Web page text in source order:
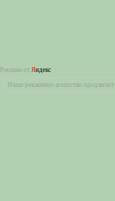
Реклама от Яндекс
Наше рекламное агентство предлагает